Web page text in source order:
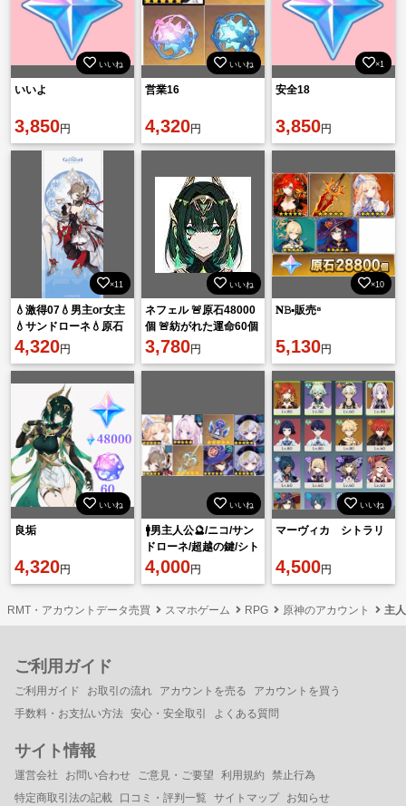
いいね
いいよ
3,850円
いいね
営業16
4,320円
×1
安全18
3,850円
×11
💧激得07💧男主or女主
💧サンドローネ💧原石
48010個💧運命60個💧
縁103個💧💧
4,320円
いいね
ネフェル 🚨原石48000
個 🚨紡がれた運命60個
🚨出会いの縁100個
3,780円
×10
𝐍𝙱▪︎販売⁸
5,130円
いいね
良垢
4,320円
いいね
🚹男主人公🔮/ニコ/サン
ドローネ/超越の鍵/シト
ラリ/祭星者の眺め/七七
1凸/モナ🔮
4,000円
いいね
マーヴィカ シトラリ
4,500円
RMT・アカウントデータ売買 スマホゲーム RPG 原神のアカウント 主
ご利用ガイド
ご利用ガイド お取引の流れ アカウントを売る
アカウントを買う
手数料・お支払い方法 安心・安全取引 よくある質問
サイト情報
運営会社 お問い合わせ ご意見・ご要望 利用規約
禁止行為
特定商取引法の記載
口コミ・評判一覧 サイトマップ お知らせ